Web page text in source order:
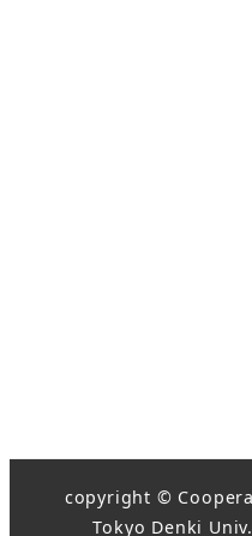
copyright ©
Tokyo Denki